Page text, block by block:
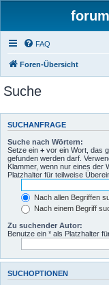
FAQ
Foren-Übersicht
Suche
SUCHANFRAGE
Suche nach Wörtern:
Setze ein + vor ein Wort, das
gefunden werden darf.
Klammer, wenn nur eines der
Platzhalter für teilweise
Nach allen Begriffen
Nach einem Begriff
Zu suchender Autor:
Benutze ein * als Platzhalter
SUCHOPTIONEN